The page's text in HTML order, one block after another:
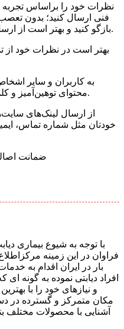
نظرات خود را براساس
فنی ارسال کنید؛ بدون
بازگو کنید و بهتر است از ارسال نظرات چندکلمه‌‌ای خودداری کنید.
بهتر است در نظرات خود از
به کاربران و سایر
محتوای توهین‌آمیز و کلمات نامناسب باشند، حذف می‌شوند.
از ارسال لینک‌های
خودتان مثل شماره تماس،
ضمانت
با توجه به شیوع بیماری
فراوان در این زمینه
بار در ایران اقدام به
افراد دیابتی نموده به گونه ای
و نیازهای خود را با
مکان متمرکز و گسترده در
آشنایی با محصولات مختلف